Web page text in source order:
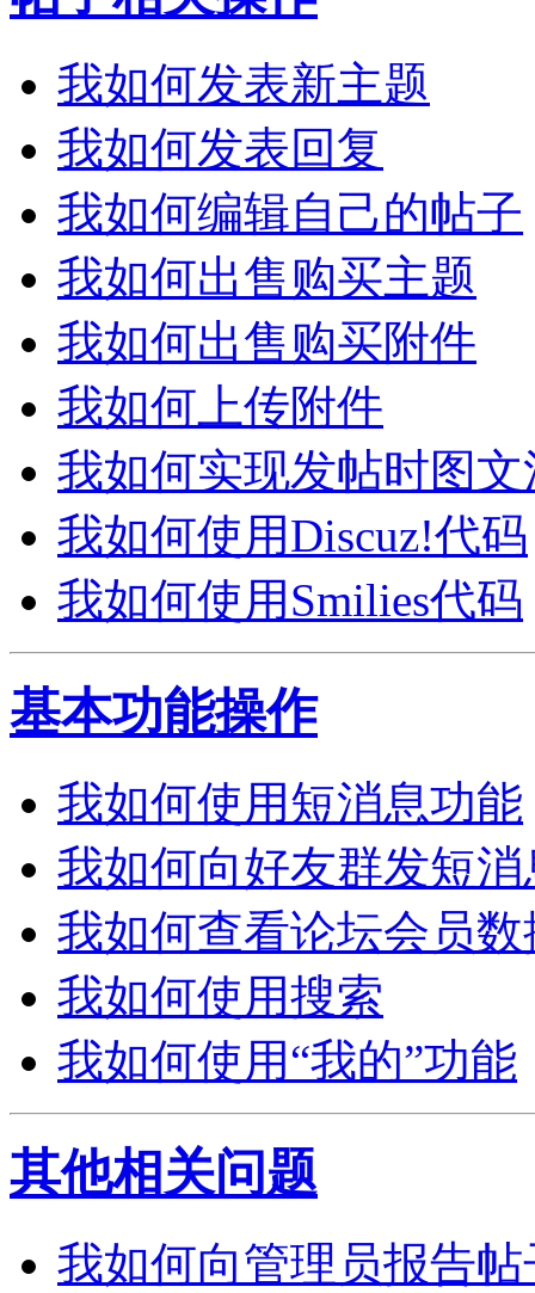
我如何发表新主题
我如何发表回复
我如何编辑自己的帖子
我如何出售购买主题
我如何出售购买附件
我如何上传附件
我如何实现发帖时图
我如何使用Discuz!代码
我如何使用Smilies代码
基本功能操作
我如何使用短消息功能
我如何向好友群发短消
我如何查看论坛会员数
我如何使用搜索
我如何使用“我的”功能
其他相关问题
我如何向管理员报告帖